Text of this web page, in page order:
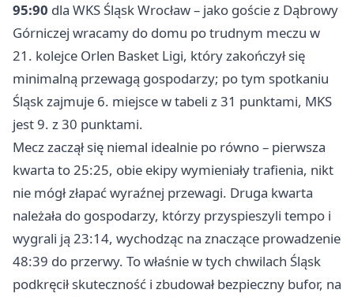
95:90 dla WKS ŚląskWrocław– jako goście z Dąbrowy
Górniczej wracamy do domu po trudnym meczu w
21. kolejce Orlen Basket Ligi, który zakończył się
minimalną przewagą gospodarzy; po tym spotkaniu
Śląsk zajmuje 6. miejsce w tabeli z 31 punktami, MKS
jest 9. z 30 punktami.
Mecz zaczął się niemal idealnie po równo – pierwsza
kwarta to 25:25, obie ekipy wymieniały trafienia, nikt
nie mógł złapać wyraźnej przewagi. Druga kwarta
należała do gospodarzy, którzy przyspieszyli tempo i
wygrali ją 23:14, wychodząc na znaczące prowadzenie
48:39 do przerwy. To właśnie w tych chwilach Śląsk
podkręcił skuteczność i zbudował bezpieczny bufor, na